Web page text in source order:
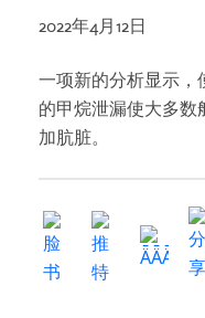
2022年4月12日
一项新的分析显示，
的甲烷泄漏使大多
加肮脏。